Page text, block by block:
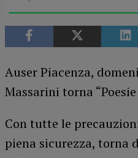
Auser Piacenza,
Massarini torna
Con tutte le
piena sicurezza, torna